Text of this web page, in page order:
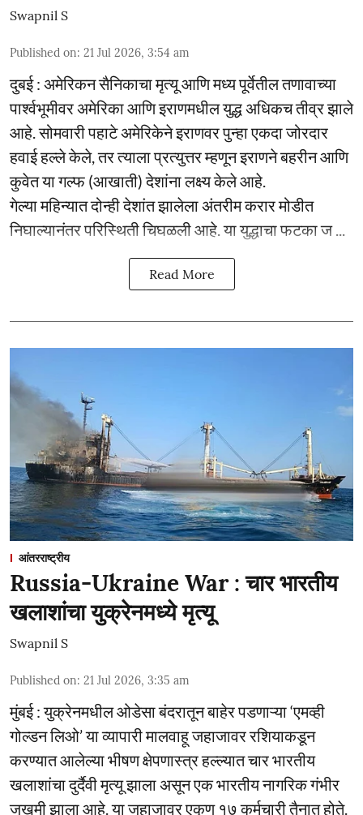
Swapnil S
Published on: 21 Jul 2026, 3:54 am
दुबई : अमेरिकन सैनिकाचा मृत्यू आणि मध्य पूर्वेतील तणावाच्या
पार्श्वभूमीवर अमेरिका आणि इराणमधील युद्ध अधिकच तीव्र झाले
आहे. सोमवारी पहाटे अमेरिकेने इराणवर पुन्हा एकदा जोरदार
हवाई हल्ले केले, तर त्याला प्रत्युत्तर म्हणून इराणने बहरीन आणि
कुवेत या गल्फ (आखाती) देशांना लक्ष्य केले आहे.
गेल्या महिन्यात दोन्ही देशांत झालेला अंतरीम करार मोडीत
निघाल्यानंतर परिस्थिती चिघळली आहे. या युद्धाचा फटका ज ...
Read More
आंतरराष्ट्रीय
Russia-Ukraine War : चार भारतीय
खलाशांचा युक्रेनमध्ये मृत्यू
Swapnil S
Published on: 21 Jul 2026, 3:35 am
मुंबई : युक्रेनमधील ओडेसा बंदरातून बाहेर पडणाऱ्या ‘एमव्ही
गोल्डन लिओ’ या व्यापारी मालवाहू जहाजावर रशियाकडून
करण्यात आलेल्या भीषण क्षेपणास्त्र हल्ल्यात चार भारतीय
खलाशांचा दुर्दैवी मृत्यू झाला असून एक भारतीय नागरिक गंभीर
जखमी झाला आहे. या जहाजावर एकूण १७ कर्मचारी तैनात होते.